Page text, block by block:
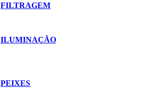
FILTRAGEM
ILUMINAÇÃO
PEIXES